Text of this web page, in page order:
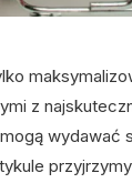
z
wydawać